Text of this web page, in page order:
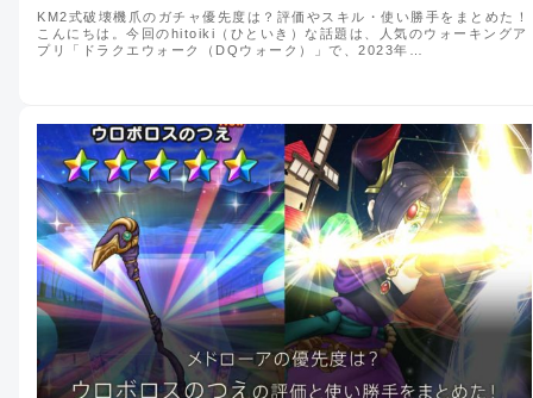
KM2式破壊機爪のガチャ優先度は？評価やスキル・使い勝手をまとめた！
こんにちは。今回のhitoiki（ひといき）な話題は、人気のウォーキングア
プリ「ドラクエウォーク（DQウォーク）」で、2023年…